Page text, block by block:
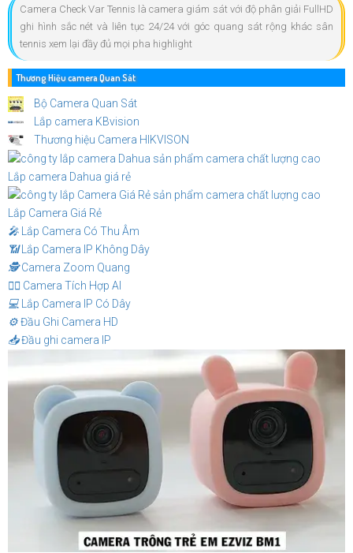
Camera Check Var Tennis là camera giám sát với độ phân giải FullHD
ghi hình sắc nét và liên tục 24/24 với góc quang sát rộng khác sân
tennis xem lại đầy đủ mọi pha highlight
Thương Hiệu camera Quan Sát
Bộ Camera Quan Sát
Lắp camera KBvision
Thương hiệu Camera HIKVISON
Lắp camera Dahua giá rẻ
Lắp Camera Giá Rẻ
️🎤️ Lắp Camera Có Thu Âm
📶Lắp Camera IP Không Dây
🕵️Camera Zoom Quang
🧛‍♀️ Camera Tích Hợp AI
💻 Lắp Camera IP Có Dây
⚙️Đầu Ghi Camera HD
📥Đầu ghi camera IP